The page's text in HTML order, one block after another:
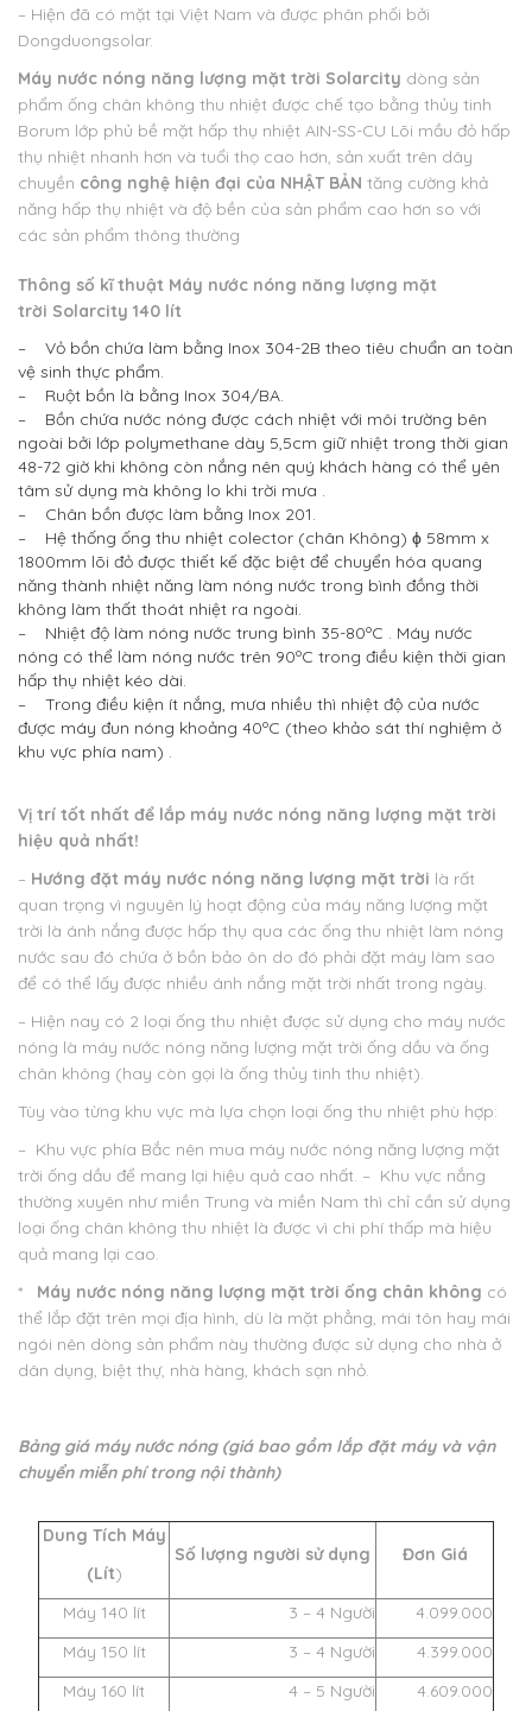
– Hiện đã có mặt tại Việt Nam và được phân phối bởi
Dongduongsolar.
Máy nước nóng năng lượng mặt trời Solarcity dòng sản
phẩm ống chân không thu nhiệt được chế tạo bằng thủy tinh
Borum lớp phủ bề mặt hấp thụ nhiệt AIN-SS-CU Lõi mầu đỏ hấp
thụ nhiệt nhanh hơn và tuổi thọ cao hơn, sản xuất trên dây
chuyền công nghệ hiện đại của NHẬT BẢN tăng cường khả
năng hấp thụ nhiệt và độ bền của sản phẩm cao hơn so với
các sản phẩm thông thường
Thông số kĩ thuật Máy nước nóng năng lượng mặt
trời Solarcity 140 lít
– Vỏ bồn chứa làm bằng Inox 304-2B theo tiêu chuẩn an toàn
vệ sinh thực phẩm.
– Ruột bồn là bằng Inox 304/BA.
– Bồn chứa nước nóng được cách nhiệt với môi trường bên
ngoài bởi lớp polymethane dày 5,5cm giữ nhiệt trong thời gian
48-72 giờ khi không còn nắng nên quý khách hàng có thể yên
tâm sử dụng mà không lo khi trời mưa .
– Chân bồn được làm bằng Inox 201.
– Hệ thống ống thu nhiệt colector (chân Không) ϕ 58mm x
1800mm lõi đỏ được thiết kế đặc biệt để chuyển hóa quang
năng thành nhiệt năng làm nóng nước trong bình đồng thời
không làm thất thoát nhiệt ra ngoài.
– Nhiệt độ làm nóng nước trung bình 35-80ºC . Máy nước
nóng có thể làm nóng nước trên 90ºC trong điều kiện thời gian
hấp thụ nhiệt kéo dài.
– Trong điều kiện ít nắng, mưa nhiều thì nhiệt độ của nước
được máy đun nóng khoảng 40ºC (theo khảo sát thí nghiệm ở
khu vực phía nam) .
Vị trí tốt nhất để lắp máy nước nóng năng lượng mặt trời
hiệu quả nhất!
– Hướng đặt máy nước nóng năng lượng mặt trời là rất
quan trọng vì nguyên lý hoạt động của máy năng lượng mặt
trời là ánh nắng được hấp thụ qua các ống thu nhiệt làm nóng
nước sau đó chứa ở bồn bảo ôn do đó phải đặt máy làm sao
để có thể lấy được nhiều ánh nắng mặt trời nhất trong ngày.
– Hiện nay có 2 loại ống thu nhiệt được sử dụng cho máy nước
nóng là máy nước nóng năng lượng mặt trời ống dầu và ống
chân không (hay còn gọi là ống thủy tinh thu nhiệt).
Tùy vào từng khu vực mà lựa chọn loại ống thu nhiệt phù hợp:
– Khu vực phía Bắc nên mua máy nước nóng năng lượng mặt
trời ống dầu để mang lại hiệu quả cao nhất. – Khu vực nắng
thường xuyên như miền Trung và miền Nam thì chỉ cần sử dụng
loại ống chân không thu nhiệt là được vì chi phí thấp mà hiệu
quả mang lại cao.
*
Máy nước nóng năng lượng mặt trời ống chân không có
thể lắp đặt trên mọi địa hình, dù là mặt phẳng, mái tôn hay mái
ngói nên dòng sản phẩm này thường được sử dụng cho nhà ở
dân dụng, biệt thự, nhà hàng, khách sạn nhỏ.
Bảng giá máy nước nóng (giá bao gồm lắp đặt máy và vận
chuyển miễn phí trong nội thành​)
Dung Tích Máy
(Lít)
Số lượng người sử dụng Đơn Giá
Máy 140 lít 3 – 4 Người
4.099.000
Máy 150 lít
3 – 4 Người
4.399.000
Máy 160 lít
4 – 5 Người 4.609.000